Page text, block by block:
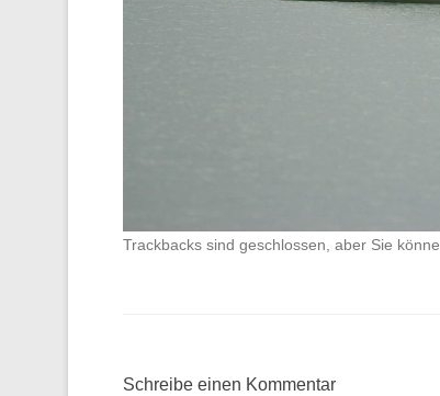
Trackbacks sind geschlossen, aber Sie
Schreibe einen Kommentar